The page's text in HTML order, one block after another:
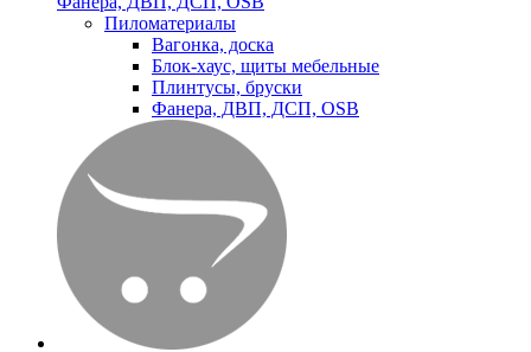
Пиломатериалы
Вагонка, доска
Блок-хаус, щиты мебельные
Плинтусы, бруски
Фанера, ДВП, ДСП, OSB